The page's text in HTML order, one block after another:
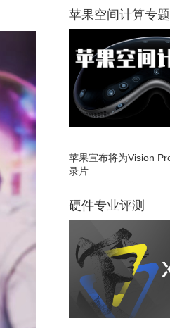
苹果空间计算专题
苹果宣布将为Vision
录片
硬件专业评测